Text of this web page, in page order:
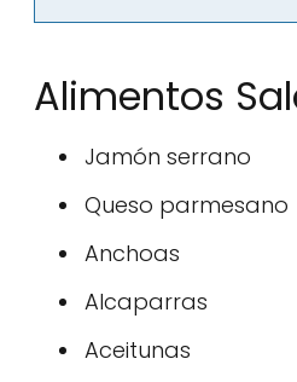
Alimentos
Jamón serrano
Queso parmesano
Anchoas
Alcaparras
Aceitunas